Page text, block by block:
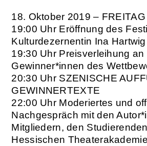
18. Oktober 2019 – FREITAG
19:00 Uhr Eröffnung des
Kulturdezernentin Ina Hartwig
19:30 Uhr Preisverleihung an
Gewinner*innen des
20:30 Uhr SZENISCHE
GEWINNERTEXTE
22:00 Uhr Moderiertes und
Nachgespräch mit den
Mitgliedern, den
Hessischen